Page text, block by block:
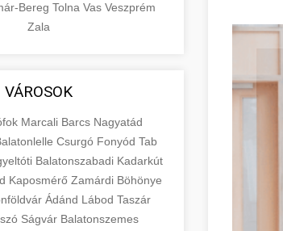
Bereg Tolna Vas Veszprém
Zala
VÁROSOK
Marcali Barcs Nagyatád
Csurgó Fonyód Tab
Balatonszabadi Kadarkút
Kaposmérő Zamárdi Böhönye
Ádánd Lábod Taszár
Ságvár Balatonszemes